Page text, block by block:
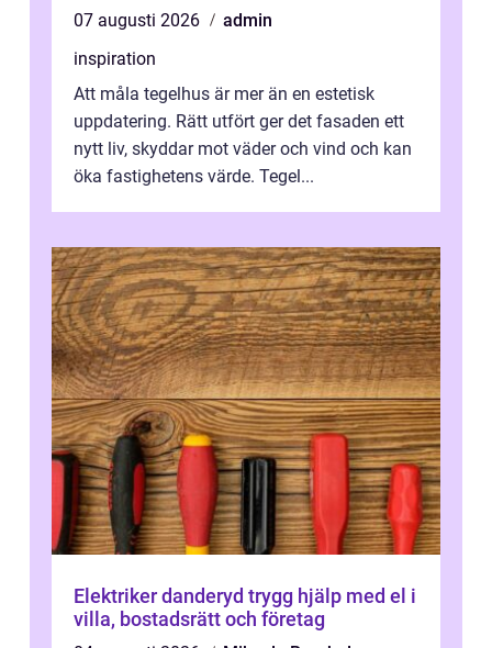
07 augusti 2026
admin
inspiration
Att måla tegelhus är mer än en estetisk
uppdatering. Rätt utfört ger det fasaden ett
nytt liv, skyddar mot väder och vind och kan
öka fastighetens värde. Tegel...
Elektriker danderyd trygg hjälp med el i
villa, bostadsrätt och företag